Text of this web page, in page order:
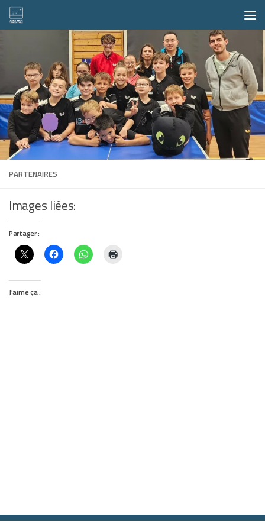
Skip to content
PARTENAIRES
Images liées:
Partager :
J’aime ça :